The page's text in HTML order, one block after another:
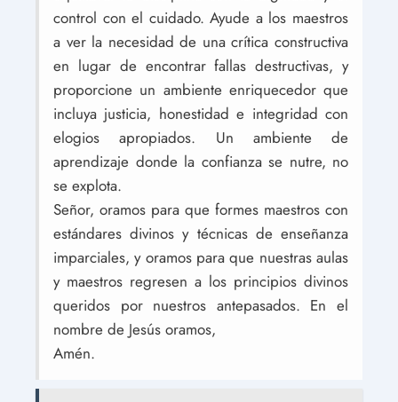
control con el cuidado. Ayude a los maestros
a ver la necesidad de una crítica constructiva
en lugar de encontrar fallas destructivas, y
proporcione un ambiente enriquecedor que
incluya justicia, honestidad e integridad con
elogios apropiados. Un ambiente de
aprendizaje donde la confianza se nutre, no
se explota.
Señor, oramos para que formes maestros con
estándares divinos y técnicas de enseñanza
imparciales, y oramos para que nuestras aulas
y maestros regresen a los principios divinos
queridos por nuestros antepasados. En el
nombre de Jesús oramos,
Amén.